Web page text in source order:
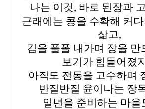
나는 이것, 바로 된장과
근래에는 콩을 수확해 커
삶고,
김을 폴폴 내가며 장을 만
보기가 힘들어졌
아직도 전통을 고수하며
반질반질 윤이나는 장
일년을 준비하는 마을